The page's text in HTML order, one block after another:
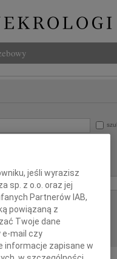
do:
jeśli wyrazisz
sp. z o.o. oraz jej
Partnerów IAB,
powiązaną z
Twoje dane
e-mail czy
informacje zapisane w